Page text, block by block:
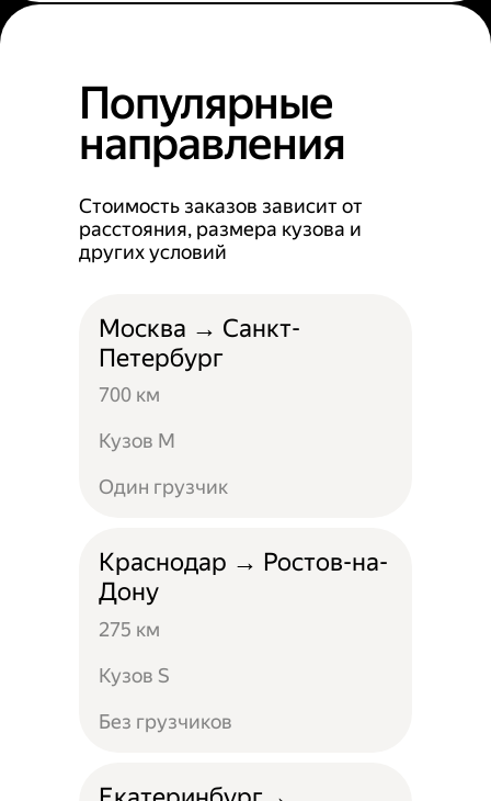
Популярные
направления
Стоимость заказов зависит от
расстояния, размера кузова и
других условий
Москва → Санкт-
Петербург
700 км
Кузов M
Один грузчик
Краснодар → Ростов-на-
Дону
275 км
Кузов S
Без грузчиков